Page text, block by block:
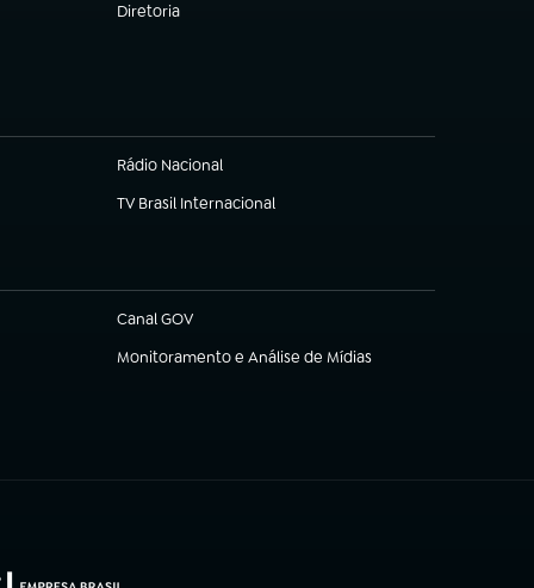
Diretoria
(abre em nova aba)
Rádio Nacional
TV Brasil Internacional
(abre em nova aba)
Canal GOV
(abre em nova aba)
Monitoramento e Análise de Mídias
(abre em nova aba)